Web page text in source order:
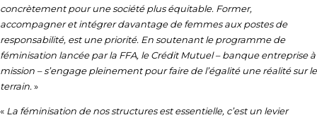
concrètement pour une société plus équitable. Former,
accompagner et intégrer davantage de femmes aux postes de
responsabilité, est une priorité. En soutenant le programme de
féminisation lancée par la FFA, le Crédit Mutuel – banque entreprise à
mission – s’engage pleinement pour faire de l’égalité une réalité sur le
terrain.»
« La féminisation de nos structures est essentielle, c’est un levier